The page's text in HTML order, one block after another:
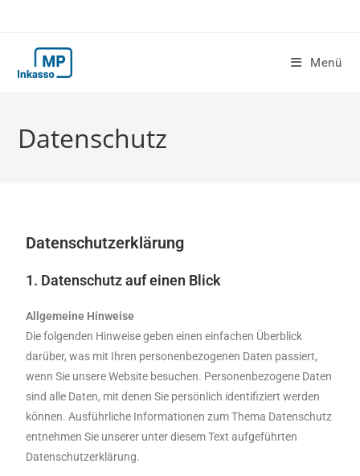
Menü
Datenschutz
Datenschutzerklärung
1. Datenschutz auf einen Blick
Allgemeine Hinweise
Die folgenden Hinweise geben einen einfachen Überblick
darüber, was mit Ihren personenbezogenen Daten passiert,
wenn Sie unsere Website besuchen. Personenbezogene Daten
sind alle Daten, mit denen Sie persönlich identifiziert werden
können. Ausführliche Informationen zum Thema Datenschutz
entnehmen Sie unserer unter diesem Text aufgeführten
Datenschutzerklärung.